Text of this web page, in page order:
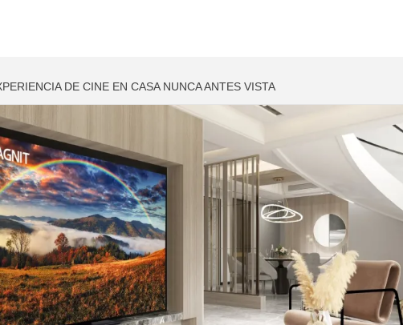
DE CINE EN CASA NUNCA ANTES VISTA